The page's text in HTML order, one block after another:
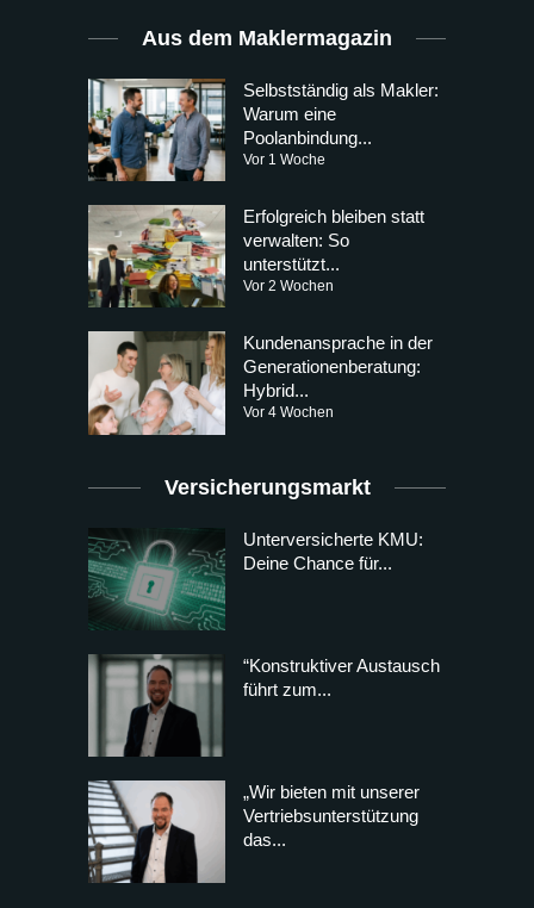
Aus dem Maklermagazin
Selbstständig als Makler:
Warum eine
Poolanbindung...
Vor 1 Woche
Erfolgreich bleiben statt
verwalten: So
unterstützt...
Vor 2 Wochen
Kundenansprache in der
Generationenberatung:
Hybrid...
Vor 4 Wochen
Versicherungsmarkt
Unterversicherte KMU:
Deine Chance für...
“Konstruktiver Austausch
führt zum...
„Wir bieten mit unserer
Vertriebsunterstützung
das...